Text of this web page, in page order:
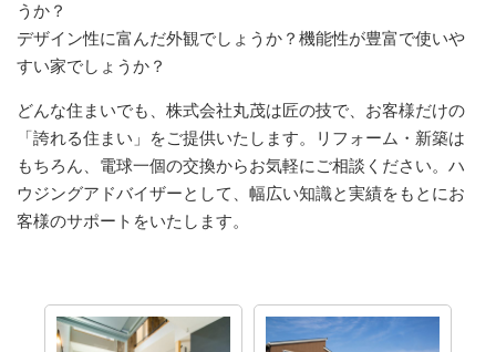
うか？
デザイン性に富んだ外観でしょうか？機能性が豊富で使いや
すい家でしょうか？
どんな住まいでも、株式会社丸茂は匠の技で、お客様だけの
「誇れる住まい」をご提供いたします。
リフォーム ・ 新築は
もちろん、電球一個の交換からお気軽にご相談ください。ハ
ウジングアドバイザーとして、幅広い知識と実績をもとにお
客様のサポートをいたします。